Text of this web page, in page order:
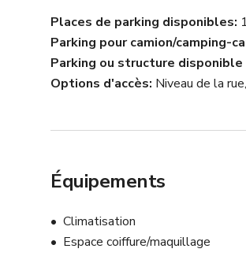
Places de parking disponibles 1
Parking pour camion/camping-
Parking ou structure
Options d'accès Niveau de la
Équipements
Climatisation
Espace coiffure/maquillage